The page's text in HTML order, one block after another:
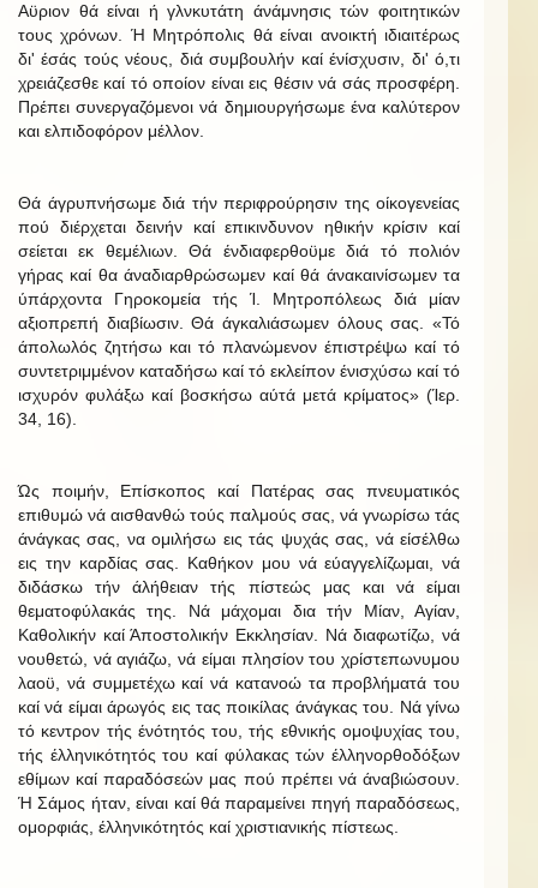
Αϋριον θά είναι ή γλνκυτάτη άνάμνησις τών φοιτητικών
τους χρόνων. Ή Μητρόπολις θά είναι ανοικτή ιδιαιτέρως
δι' έσάς τούς νέους, διά συμβουλήν καί ένίσχυσιν, δι' ό,τι
χρειάζεσθε καί τό οποίον είναι εις θέσιν νά σάς προσφέρη.
Πρέπει συνεργαζόμενοι νά δημιουργήσωμε ένα καλύτερον
και ελπιδοφόρον μέλλον.
Θά άγρυπνήσωμε διά τήν περιφρούρησιν της οίκογενείας
πού διέρχεται δεινήν καί επικινδυνον ηθικήν κρίσιν καί
σείεται εκ θεμέλιων. Θά ένδιαφερθοϋμε διά τό πολιόν
γήρας καί θα άναδιαρθρώσωμεν καί θά άνακαινίσωμεν τα
ύπάρχοντα Γηροκομεία τής Ί. Μητροπόλεως διά μίαν
αξιοπρεπή διαβίωσιν. Θά άγκαλιάσωμεν όλους σας. «Τό
άπολωλός ζητήσω και τό πλανώμενον έπιστρέψω καί τό
συντετριμμένον καταδήσω καί τό εκλείπον ένισχύσω καί τό
ισχυρόν φυλάξω καί βοσκήσω αύτά μετά κρίματος» (Ίερ.
34, 16).
Ώς ποιμήν, Επίσκοπος καί Πατέρας σας πνευματικός
επιθυμώ νά αισθανθώ τούς παλμούς σας, νά γνωρίσω τάς
άνάγκας σας, να ομιλήσω εις τάς ψυχάς σας, νά είσέλθω
εις την καρδίας σας. Καθήκον μου νά εύαγγελίζωμαι, νά
διδάσκω τήν άλήθειαν τής πίστεώς μας και νά είμαι
θεματοφύλακάς της. Νά μάχομαι δια τήν Μίαν, Αγίαν,
Καθολικήν καί Άποστολικήν Εκκλησίαν. Νά διαφωτίζω, νά
νουθετώ, νά αγιάζω, νά είμαι πλησίον του χρίστεπωνυμου
λαοϋ, νά συμμετέχω καί νά κατανοώ τα προβλήματά του
καί νά είμαι άρωγός εις τας ποικίλας άνάγκας του. Νά γίνω
τό κεντρον τής ένότητός του, τής εθνικής ομοψυχίας του,
τής έλληνικότητός του καί φύλακας τών έλληνορθοδόξων
εθίμων καί παραδόσεών μας πού πρέπει νά άναβιώσουν.
Ή Σάμος ήταν, είναι καί θά παραμείνει πηγή παραδόσεως,
ομορφιάς, έλληνικότητός καί χριστιανικής πίστεως.